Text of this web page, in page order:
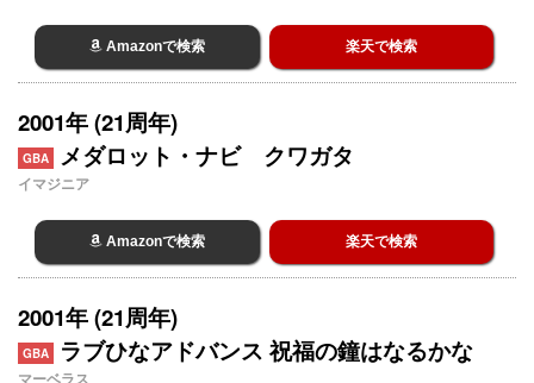
Amazonで検索 楽天で検索
2001年 (21周年)
GBA メダロット・ナビ クワガタ
イマジニア
Amazonで検索 楽天で検索
2001年 (21周年)
GBA ラブひなアドバンス 祝福の鐘はなるかな
マーベラス